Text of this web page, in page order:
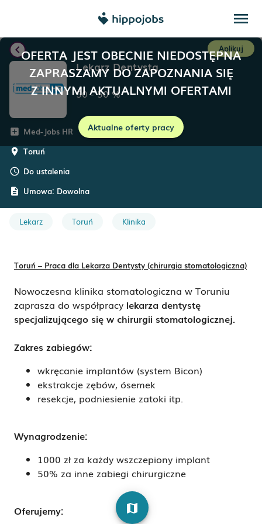
menu
OFERTA JEST OBECNIE NIEDOSTĘPNA
ZAPRASZAMY DO ZAPOZNANIA SIĘ
Z INNYMI AKTUALNYMI OFERTAMI
Aktualne oferty pracy
chevron_left Aplikuj
Lekarz Dentysta
50-50%
add_box Med-Jobs HR
room Toruń
schedule Do ustalenia
description Umowa: Dowolna
Lekarz Toruń Klinika
Toruń – Praca dla Lekarza Dentysty (chirurgia stomatologiczna)
Nowoczesna klinika stomatologiczna w Toruniu
zaprasza do współpracy lekarza dentystę
specjalizującego się w chirurgii stomatologicznej.
Zakres zabiegów:
wkręcanie implantów (system Bicon)
ekstrakcje zębów, ósemek
resekcje, podniesienie zatoki itp.
Wynagrodzenie:
1000 zł za każdy wszczepiony implant
50% za inne zabiegi chirurgiczne
Oferujemy: map